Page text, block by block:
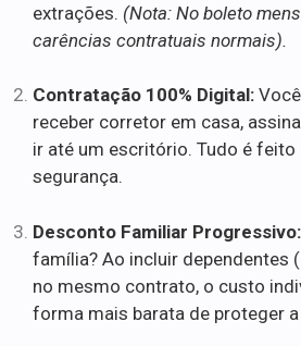
extrações. (Nota: No boleto
carências contratuais normais).
Contratação 100% Digital:
receber corretor em casa,
ir até um escritório. Tudo é
segurança.
Desconto Familiar Progressivo:
família? Ao incluir dependentes
no mesmo contrato, o custo
forma mais barata de proteger